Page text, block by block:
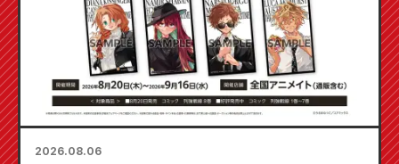
2026.08.06